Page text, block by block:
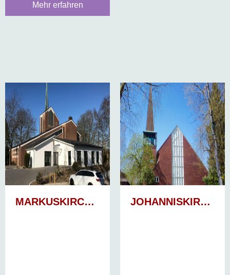
Mehr erfahren
MARKUSKIRCHE, STADE JOHANNISKIRCHE, STADE